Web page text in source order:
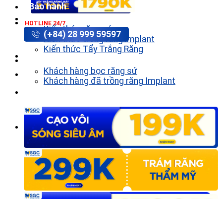
HOTLINE 24/7
(+84) 28 999 59597
Bảo hành
Kiến thức răng sứ
Kiến thức trồng răng implant
Kiến thức Tẩy Trắng Răng
Khách hàng bọc răng sứ
Khách hàng đã trồng răng Implant